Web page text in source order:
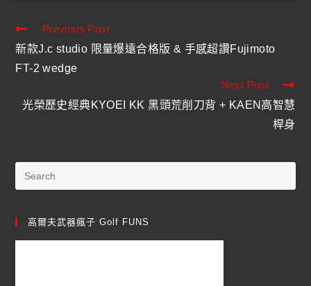
Previous Post
新款J.c studio 限量爆遠合格版 & 手感超讚Fujimoto
FT-2 wedge
Next Post
光榮歷史經典KYOEI KK 黑頭荒削刀背 + KAEN高智慧
桿身
高爾夫武器瘋子 Golf FUNS